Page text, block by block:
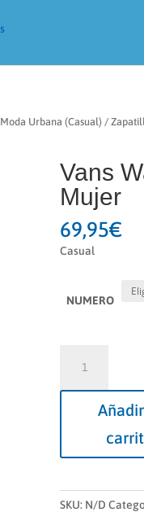
Moda Urbana (Casual) /
Vans
Mujer
69,95€
Casual
NUMERO
Ward
Mujer
cantidad
SKU: N/D